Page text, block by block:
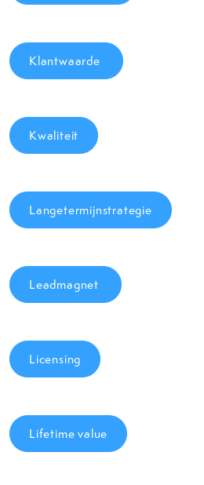
Klantwaarde
Kwaliteit
Langetermijnstrategie
Leadmagnet
Licensing
Lifetime value